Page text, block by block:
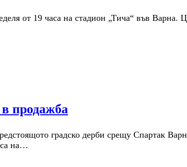
от 19 часа на стадион „Тича“ във Варна.
продажба
градско дерби срещу Спартак
на…